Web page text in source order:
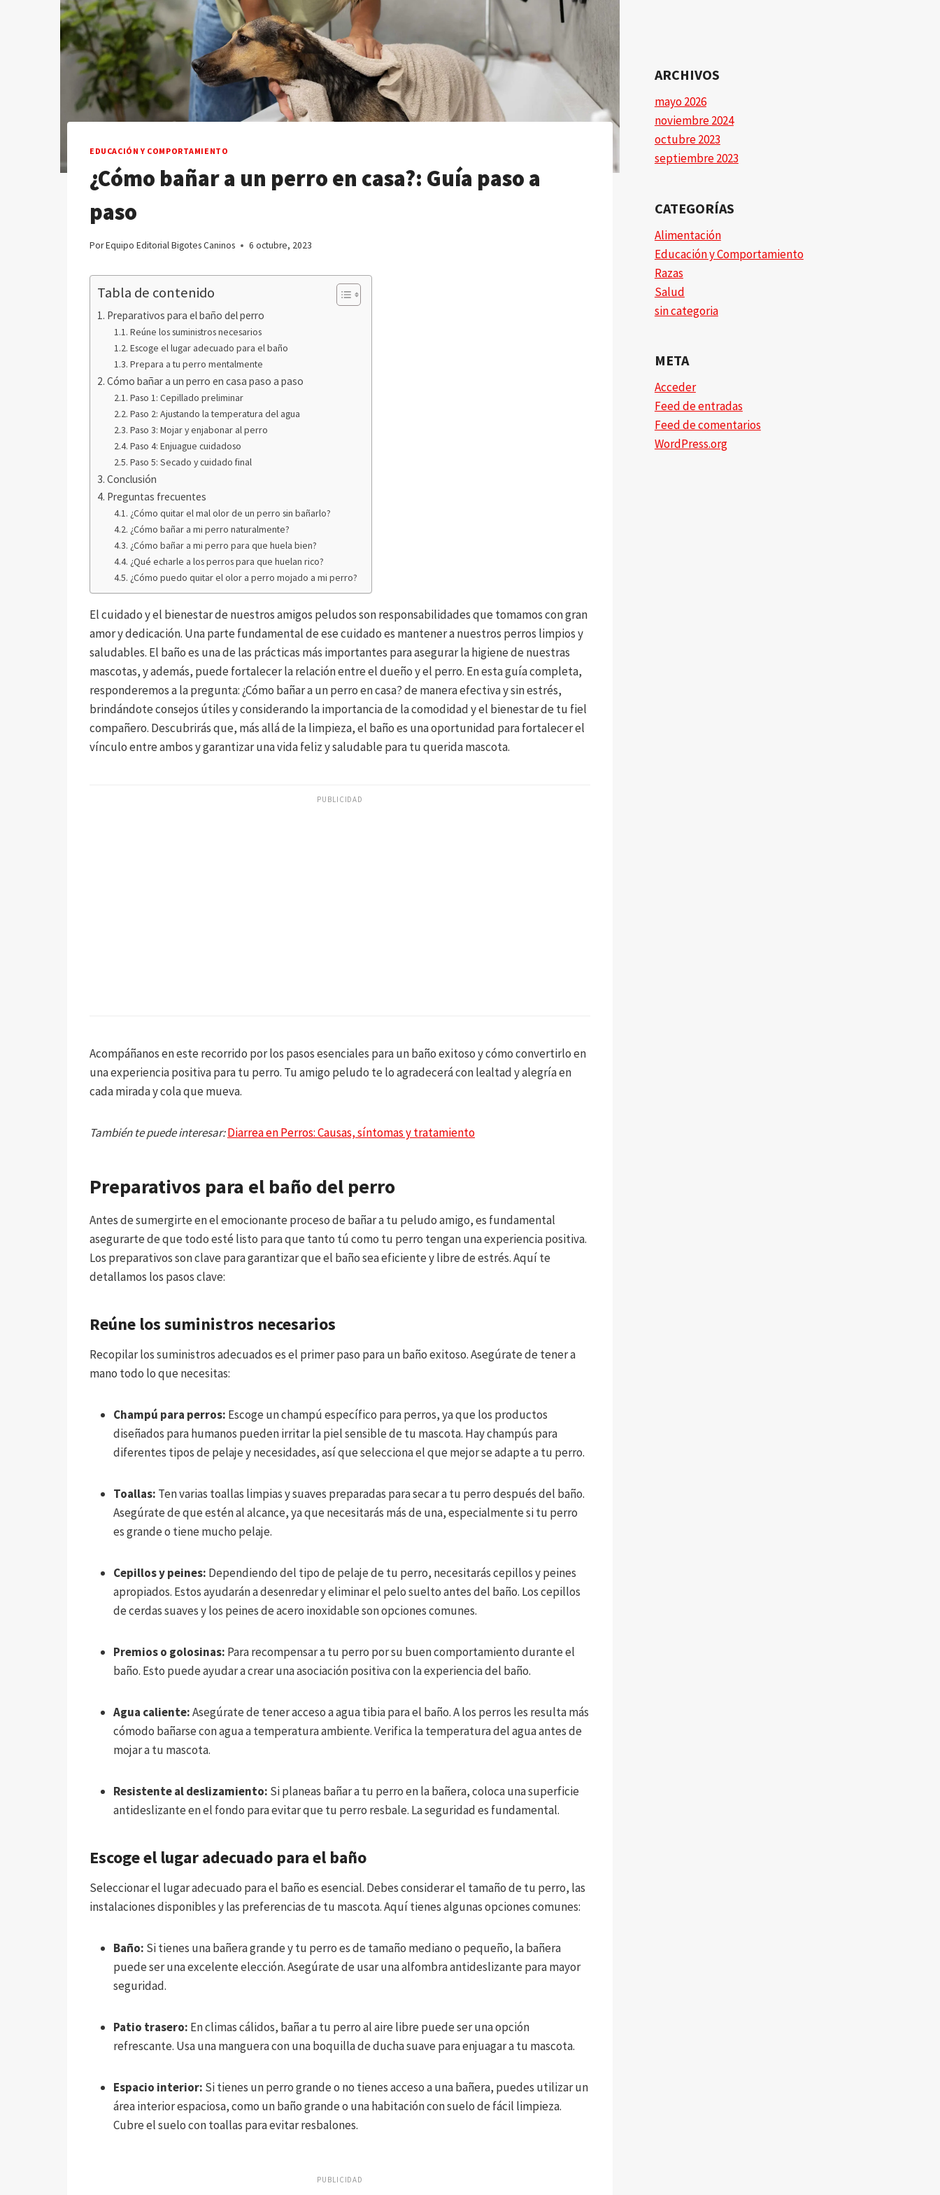
EDUCACIÓN Y COMPORTAMIENTO
¿Cómo bañar a un perro en casa?: Guía paso a
paso
PorEquipo Editorial Bigotes Caninos 6 octubre, 2023
Tabla de contenido
Preparativos para el baño del perro
Reúne los suministros necesarios
Escoge el lugar adecuado para el baño
Prepara a tu perro mentalmente
Cómo bañar a un perro en casa paso a paso
Paso 1: Cepillado preliminar
Paso 2: Ajustando la temperatura del agua
Paso 3: Mojar y enjabonar al perro
Paso 4: Enjuague cuidadoso
Paso 5: Secado y cuidado final
Conclusión
Preguntas frecuentes
¿Cómo quitar el mal olor de un perro sin bañarlo?
¿Cómo bañar a mi perro naturalmente?
¿Cómo bañar a mi perro para que huela bien?
¿Qué echarle a los perros para que huelan rico?
¿Cómo puedo quitar el olor a perro mojado a mi perro?
El cuidado y el bienestar de nuestros amigos peludos son responsabilidades que tomamos con gran
amor y dedicación. Una parte fundamental de ese cuidado es mantener a nuestros perros limpios y
saludables. El baño es una de las prácticas más importantes para asegurar la higiene de nuestras
mascotas, y además, puede fortalecer la relación entre el dueño y el perro. En esta guía completa,
responderemos a la pregunta: ¿Cómo bañar a un perro en casa? de manera efectiva y sin estrés,
brindándote consejos útiles y considerando la importancia de la comodidad y el bienestar de tu fiel
compañero. Descubrirás que, más allá de la limpieza, el baño es una oportunidad para fortalecer el
vínculo entre ambos y garantizar una vida feliz y saludable para tu querida mascota.
PUBLICIDAD
Acompáñanos en este recorrido por los pasos esenciales para un baño exitoso y cómo convertirlo en
una experiencia positiva para tu perro. Tu amigo peludo te lo agradecerá con lealtad y alegría en
cada mirada y cola que mueva.
También te puede interesar:Diarrea en Perros: Causas, síntomas y tratamiento
Preparativos para el baño del perro
Antes de sumergirte en el emocionante proceso de bañar a tu peludo amigo, es fundamental
asegurarte de que todo esté listo para que tanto tú como tu perro tengan una experiencia positiva.
Los preparativos son clave para garantizar que el baño sea eficiente y libre de estrés. Aquí te
detallamos los pasos clave:
Reúne los suministros necesarios
Recopilar los suministros adecuados es el primer paso para un baño exitoso. Asegúrate de tener a
mano todo lo que necesitas:
Champú para perros: Escoge un champú específico para perros, ya que los productos
diseñados para humanos pueden irritar la piel sensible de tu mascota. Hay champús para
diferentes tipos de pelaje y necesidades, así que selecciona el que mejor se adapte a tu perro.
Toallas: Ten varias toallas limpias y suaves preparadas para secar a tu perro después del baño.
Asegúrate de que estén al alcance, ya que necesitarás más de una, especialmente si tu perro
es grande o tiene mucho pelaje.
Cepillos y peines: Dependiendo del tipo de pelaje de tu perro, necesitarás cepillos y peines
apropiados. Estos ayudarán a desenredar y eliminar el pelo suelto antes del baño. Los cepillos
de cerdas suaves y los peines de acero inoxidable son opciones comunes.
Premios o golosinas: Para recompensar a tu perro por su buen comportamiento durante el
baño. Esto puede ayudar a crear una asociación positiva con la experiencia del baño.
Agua caliente:Asegúrate de tener acceso a agua tibia para el baño. A los perros les resulta más
cómodo bañarse con agua a temperatura ambiente. Verifica la temperatura del agua antes de
mojar a tu mascota.
Resistente al deslizamiento: Si planeas bañar a tu perro en la bañera, coloca una superficie
antideslizante en el fondo para evitar que tu perro resbale. La seguridad es fundamental.
Escoge el lugar adecuado para el baño
Seleccionar el lugar adecuado para el baño es esencial. Debes considerar el tamaño de tu perro, las
instalaciones disponibles y las preferencias de tu mascota. Aquí tienes algunas opciones comunes:
Baño: Si tienes una bañera grande y tu perro es de tamaño mediano o pequeño, la bañera
puede ser una excelente elección. Asegúrate de usar una alfombra antideslizante para mayor
seguridad.
Patio trasero: En climas cálidos, bañar a tu perro al aire libre puede ser una opción
refrescante. Usa una manguera con una boquilla de ducha suave para enjuagar a tu mascota.
Espacio interior: Si tienes un perro grande o no tienes acceso a una bañera, puedes utilizar un
área interior espaciosa, como un baño grande o una habitación con suelo de fácil limpieza.
Cubre el suelo con toallas para evitar resbalones.
PUBLICIDAD
ARCHIVOS
mayo 2026
noviembre 2024
octubre 2023
septiembre 2023
CATEGORÍAS
Alimentación
Educación y Comportamiento
Razas
Salud
sin categoria
META
Acceder
Feed de entradas
Feed de comentarios
WordPress.org